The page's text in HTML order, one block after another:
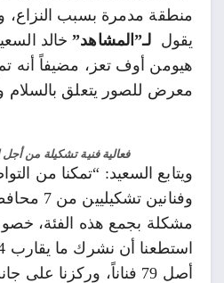
منطقة مدمرة بسبب
يقول لـ”المشاهد” خالد
هيومن أوف تعز، مضيفاً أنه تم
معرض للصور يتعلق بالسلام
فعالية فنية تشكيلة من
ويتابع السعيد: “تمكنا من
وفنانين
مشكلة بجمع هذه الفئة،
أصل 79 فناناً، وركزنا